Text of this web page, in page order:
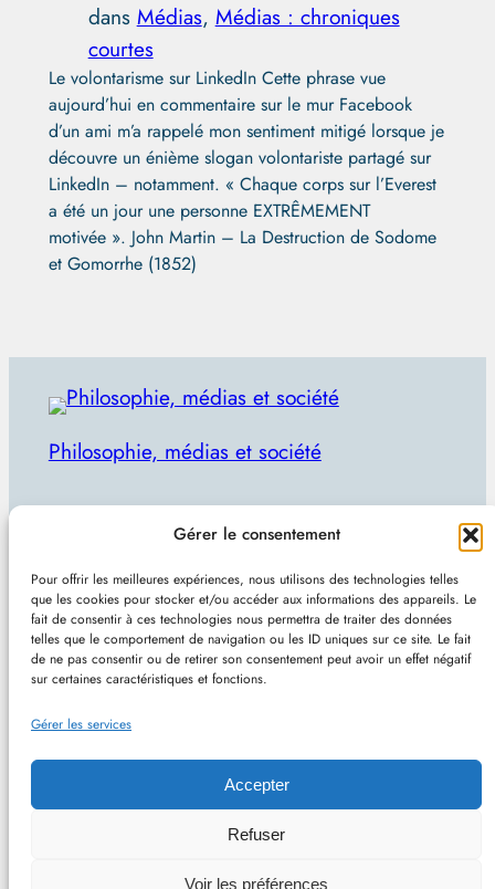
Gérer le consentement
Pour offrir les meilleures expériences, nous utilisons des technologies telles
que les cookies pour stocker et/ou accéder aux informations des appareils. Le
fait de consentir à ces technologies nous permettra de traiter des données
telles que le comportement de navigation ou les ID uniques sur ce site. Le fait
de ne pas consentir ou de retirer son consentement peut avoir un effet négatif
sur certaines caractéristiques et fonctions.
Gérer les services
Accepter
Refuser
Voir les préférences
dans Médias, Médias : chroniques
courtes
Le volontarisme sur LinkedIn Cette phrase vue
aujourd’hui en commentaire sur le mur Facebook
d’un ami m’a rappelé mon sentiment mitigé lorsque je
découvre un énième slogan volontariste partagé sur
LinkedIn – notamment. « Chaque corps sur l’Everest
a été un jour une personne EXTRÊMEMENT
motivée ». John Martin – La Destruction de Sodome
et Gomorrhe (1852)
Philosophie, médias et société
e
c
h
e
r
c
Plan du site–Mentions et confidentialité–Sans
pub et indépendant
Philomedia.be – Philosophie, médias et société –